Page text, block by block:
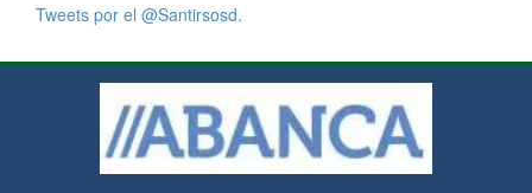
Tweets por el @Santirsosd.